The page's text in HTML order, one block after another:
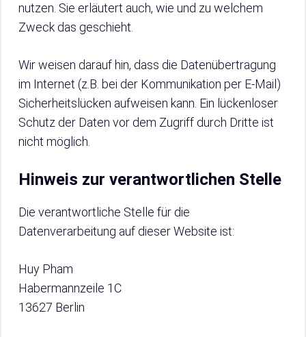
nutzen. Sie erläutert auch, wie und zu welchem
Zweck das geschieht.
Wir weisen darauf hin, dass die Datenübertragung
im Internet (z.B. bei der Kommunikation per E-Mail)
Sicherheitslücken aufweisen kann. Ein lückenloser
Schutz der Daten vor dem Zugriff durch Dritte ist
nicht möglich.
Hinweis zur verantwortlichen Stelle
Die verantwortliche Stelle für die
Datenverarbeitung auf dieser Website ist:
Huy Pham
Habermannzeile 1C
13627 Berlin